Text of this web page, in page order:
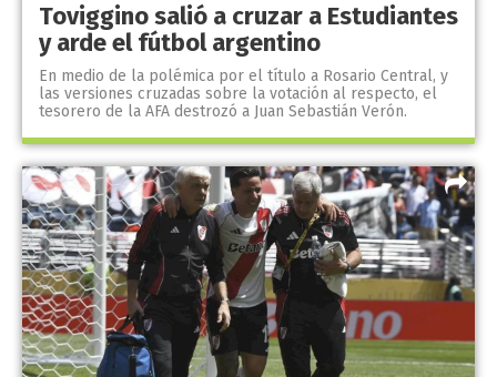
Toviggino salió a cruzar a Estudiantes
y arde el fútbol argentino
En medio de la polémica por el título a Rosario Central, y
las versiones cruzadas sobre la votación al respecto, el
tesorero de la AFA destrozó a Juan Sebastián Verón.